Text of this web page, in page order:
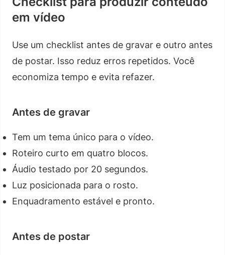
em vídeo
Use um checklist antes de gravar e outro antes
de postar. Isso reduz erros repetidos. Você
economiza tempo e evita refazer.
Antes de gravar
Tem um tema único para o vídeo.
Roteiro curto em quatro blocos.
Áudio testado por 20 segundos.
Luz posicionada para o rosto.
Enquadramento estável e pronto.
Antes de postar